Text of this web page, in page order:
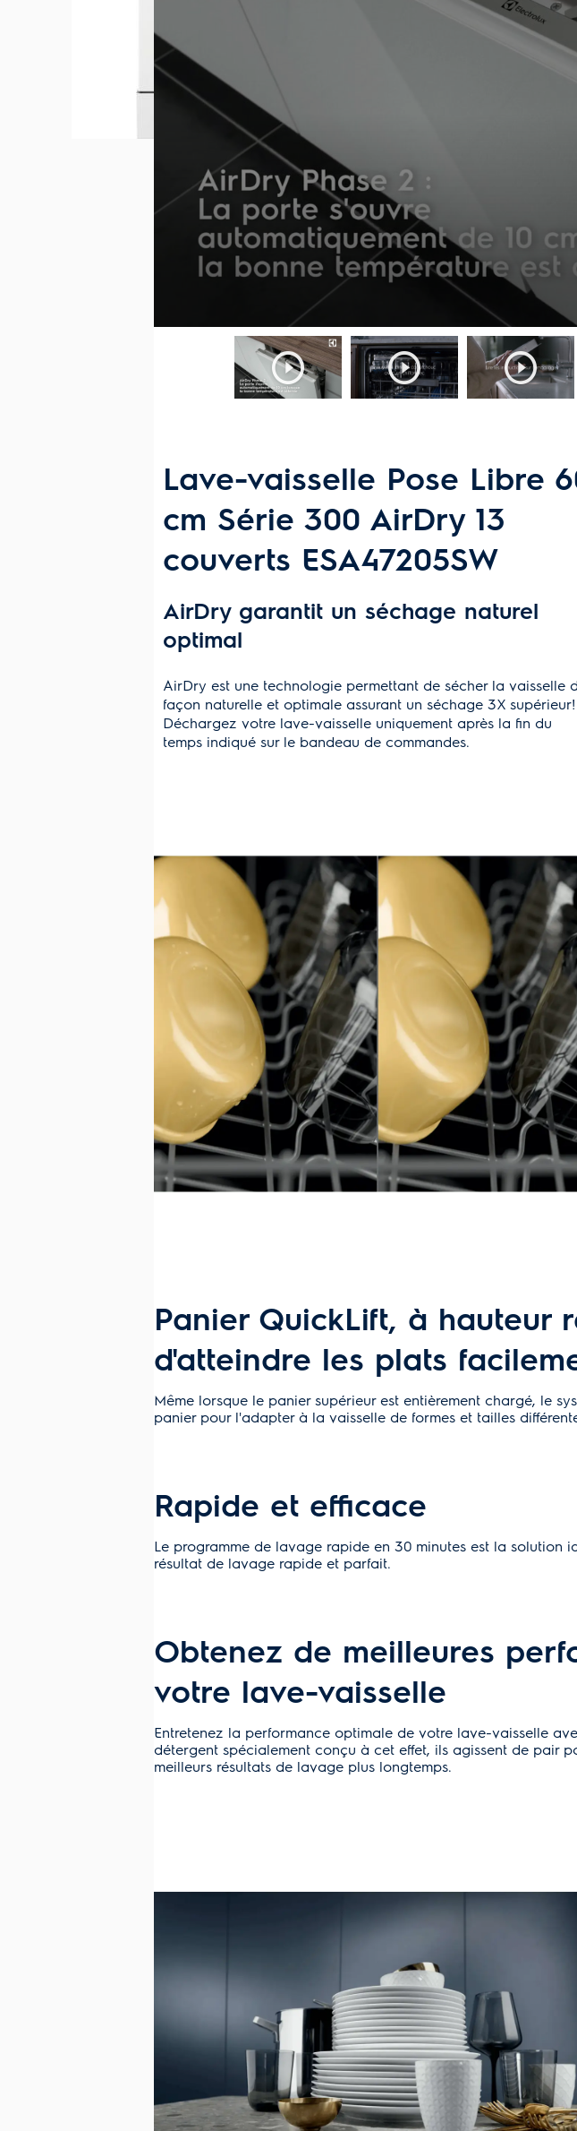
Lave-vaisselle Pose Libre
cm Série 300 AirDry 13
couverts ESA47205SW
AirDry garantit un séchage naturel
optimal
AirDry est une technologie permettant de sécher la vaisselle
façon naturelle et optimale assurant un séchage 3X supérieur!
Déchargez votre lave-vaisselle uniquement après la fin du
temps indiqué sur le bandeau de commandes.
Panier QuickLift, à hauteur
d'atteindre les plats
Même lorsque le panier supérieur est entièrement chargé, le
panier pour l'adapter à la vaisselle de formes et tailles
Rapide et efficace
Le programme de lavage rapide en 30 minutes est la solution
résultat de lavage rapide et parfait.
Obtenez de meilleures
votre lave-vaisselle
Entretenez la performance optimale de votre lave-vaisselle
détergent spécialement conçu à cet effet, ils agissent de pair
meilleurs résultats de lavage plus longtemps.